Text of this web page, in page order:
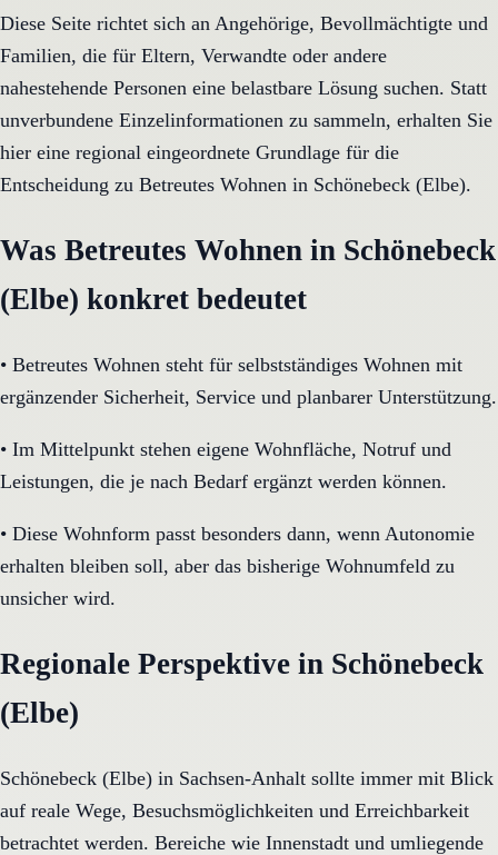
Diese Seite richtet sich an Angehörige, Bevollmächtigte und
Familien, die für Eltern, Verwandte oder andere
nahestehende Personen eine belastbare Lösung suchen. Statt
unverbundene Einzelinformationen zu sammeln, erhalten Sie
hier eine regional eingeordnete Grundlage für die
Entscheidung zu Betreutes Wohnen in Schönebeck (Elbe).
Was Betreutes Wohnen in Schönebeck
(Elbe) konkret bedeutet
• Betreutes Wohnen steht für selbstständiges Wohnen mit
ergänzender Sicherheit, Service und planbarer Unterstützung.
• Im Mittelpunkt stehen eigene Wohnfläche, Notruf und
Leistungen, die je nach Bedarf ergänzt werden können.
• Diese Wohnform passt besonders dann, wenn Autonomie
erhalten bleiben soll, aber das bisherige Wohnumfeld zu
unsicher wird.
Regionale Perspektive in Schönebeck
(Elbe)
Schönebeck (Elbe) in Sachsen-Anhalt sollte immer mit Blick
auf reale Wege, Besuchsmöglichkeiten und Erreichbarkeit
betrachtet werden. Bereiche wie Innenstadt und umliegende